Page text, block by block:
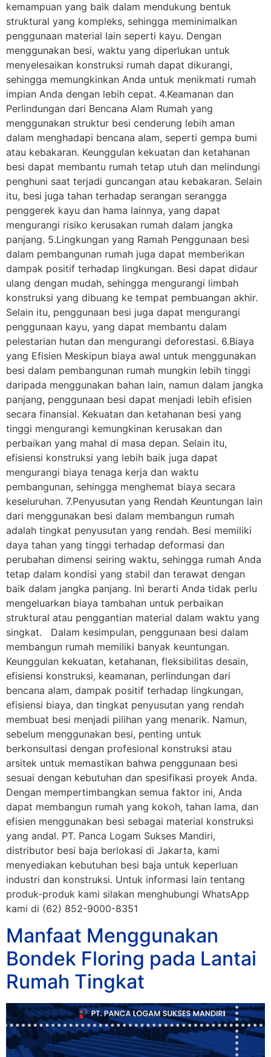
kemampuan yang baik dalam mendukung bentuk
struktural yang kompleks, sehingga meminimalkan
penggunaan material lain seperti kayu. Dengan
menggunakan besi, waktu yang diperlukan untuk
menyelesaikan konstruksi rumah dapat dikurangi,
sehingga memungkinkan Anda untuk menikmati rumah
impian Anda dengan lebih cepat. 4.Keamanan dan
Perlindungan dari Bencana Alam Rumah yang
menggunakan struktur besi cenderung lebih aman
dalam menghadapi bencana alam, seperti gempa bumi
atau kebakaran. Keunggulan kekuatan dan ketahanan
besi dapat membantu rumah tetap utuh dan melindungi
penghuni saat terjadi guncangan atau kebakaran. Selain
itu, besi juga tahan terhadap serangan serangga
penggerek kayu dan hama lainnya, yang dapat
mengurangi risiko kerusakan rumah dalam jangka
panjang. 5.Lingkungan yang Ramah Penggunaan besi
dalam pembangunan rumah juga dapat memberikan
dampak positif terhadap lingkungan. Besi dapat didaur
ulang dengan mudah, sehingga mengurangi limbah
konstruksi yang dibuang ke tempat pembuangan akhir.
Selain itu, penggunaan besi juga dapat mengurangi
penggunaan kayu, yang dapat membantu dalam
pelestarian hutan dan mengurangi deforestasi. 6.Biaya
yang Efisien Meskipun biaya awal untuk menggunakan
besi dalam pembangunan rumah mungkin lebih tinggi
daripada menggunakan bahan lain, namun dalam jangka
panjang, penggunaan besi dapat menjadi lebih efisien
secara finansial. Kekuatan dan ketahanan besi yang
tinggi mengurangi kemungkinan kerusakan dan
perbaikan yang mahal di masa depan. Selain itu,
efisiensi konstruksi yang lebih baik juga dapat
mengurangi biaya tenaga kerja dan waktu
pembangunan, sehingga menghemat biaya secara
keseluruhan. 7.Penyusutan yang Rendah Keuntungan lain
dari menggunakan besi dalam membangun rumah
adalah tingkat penyusutan yang rendah. Besi memiliki
daya tahan yang tinggi terhadap deformasi dan
perubahan dimensi seiring waktu, sehingga rumah Anda
tetap dalam kondisi yang stabil dan terawat dengan
baik dalam jangka panjang. Ini berarti Anda tidak perlu
mengeluarkan biaya tambahan untuk perbaikan
struktural atau penggantian material dalam waktu yang
singkat. Dalam kesimpulan, penggunaan besi dalam
membangun rumah memiliki banyak keuntungan.
Keunggulan kekuatan, ketahanan, fleksibilitas desain,
efisiensi konstruksi, keamanan, perlindungan dari
bencana alam, dampak positif terhadap lingkungan,
efisiensi biaya, dan tingkat penyusutan yang rendah
membuat besi menjadi pilihan yang menarik. Namun,
sebelum menggunakan besi, penting untuk
berkonsultasi dengan profesional konstruksi atau
arsitek untuk memastikan bahwa penggunaan besi
sesuai dengan kebutuhan dan spesifikasi proyek Anda.
Dengan mempertimbangkan semua faktor ini, Anda
dapat membangun rumah yang kokoh, tahan lama, dan
efisien menggunakan besi sebagai material konstruksi
yang andal. PT. Panca Logam Sukses Mandiri,
distributor besi baja berlokasi di Jakarta, kami
menyediakan kebutuhan besi baja untuk keperluan
industri dan konstruksi. Untuk informasi lain tentang
produk-produk kami silakan menghubungi WhatsApp
kami di (62) 852-9000-8351
Manfaat Menggunakan
Bondek Floring pada Lantai
Rumah Tingkat